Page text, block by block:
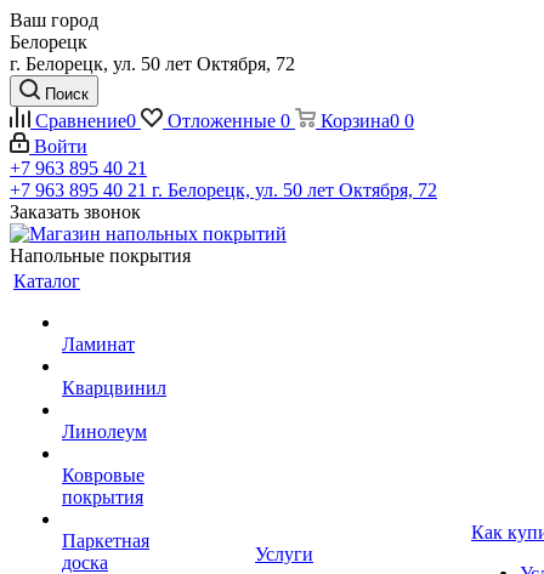
Ваш город
Белорецк
г. Белорецк, ул. 50 лет Октября, 72
Поиск
Сравнение0 Отложенные 0 Корзина0 0
Войти
+7 963 895 40 21
+7 963 895 40 21 г. Белорецк, ул. 50 лет Октября, 72
Заказать звонок
Напольные покрытия
Каталог
Ламинат
Кварцвинил
Линолеум
Ковровые
покрытия
Паркетная
доска
Услуги
Как